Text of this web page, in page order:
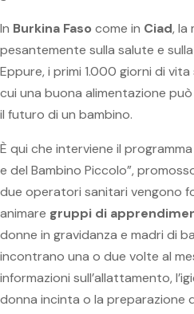
In Burkina Faso come in Ciad, la
pesantemente sulla salute e
Eppure, i primi 1.000 giorni di
cui una buona alimentazione
il futuro di un bambino.
È qui che interviene il
e del Bambino Piccolo”,
due operatori sanitari vengono
animare gruppi di
donne in gravidanza e madri di
incontrano una o due volte al
informazioni sull’allattamento,
donna incinta o la preparazione